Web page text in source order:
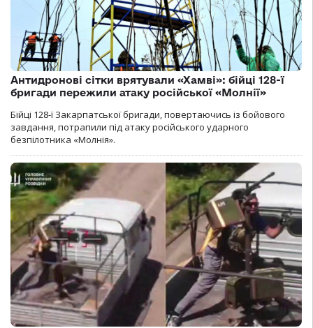
Антидронові сітки врятували «Хамві»: бійці 128-ї
бригади пережили атаку російської «Молнії»
Бійці 128-ї Закарпатської бригади, повертаючись із бойового
завдання, потрапили під атаку російського ударного
безпілотника «Молнія».